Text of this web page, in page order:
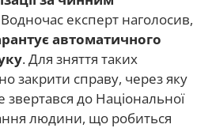
експерт наголосив,
автоматичного
. Для зняття таких
закрити справу, через яку
звертався до Національної
людини, що робиться